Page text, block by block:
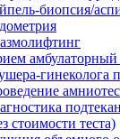
биопсия/
амбулаторный
гинеколога
стоимости теста)